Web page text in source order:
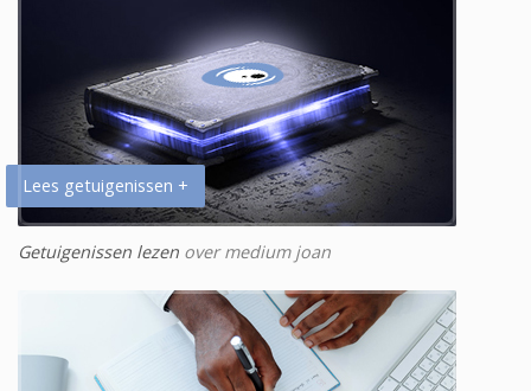
Lees getuigenissen +
Getuigenissen lezen over medium joan